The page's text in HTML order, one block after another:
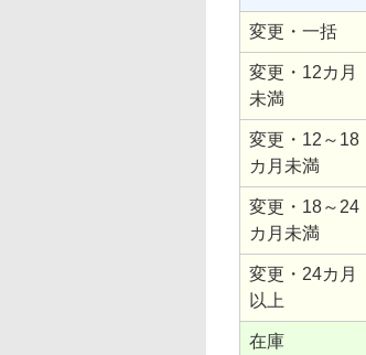
変更・一括
変更・12カ月
未満
変更・12～18
カ月未満
変更・18～24
カ月未満
変更・24カ月
以上
在庫